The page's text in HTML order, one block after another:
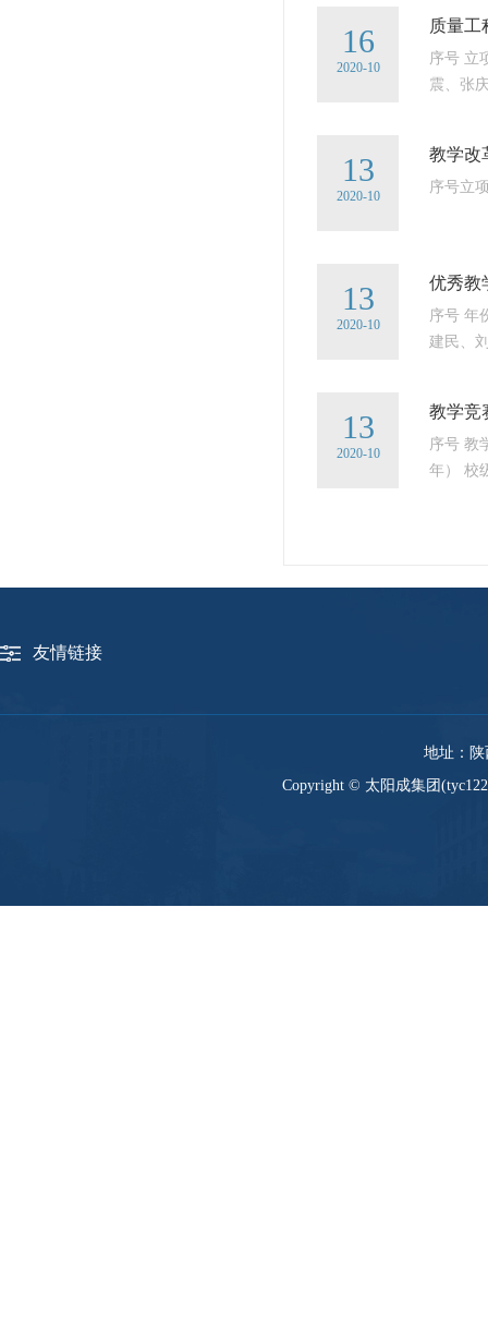
16
2020-10
质量工
序号 立
震、张
13
2020-10
教学改
序号立
13
2020-10
优秀教
序号 年
建民、
13
2020-10
教学竞
序号 教
年） 校
友情链接
地址：陕
Copyright © 太阳成集团